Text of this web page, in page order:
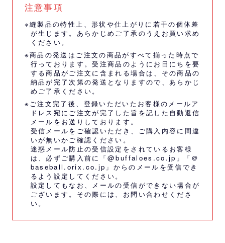
注意事項
※縫製品の特性上、形状や仕上がりに若干の個体差
が生じます。あらかじめご了承のうえお買い求め
ください。
※商品の発送はご注文の商品がすべて揃った時点で
行っております。受注商品のようにお日にちを要
する商品がご注文に含まれる場合は、その商品の
納品が完了次第の発送となりますので、あらかじ
めご了承ください。
※ご注文完了後、登録いただいたお客様のメールア
ドレス宛にご注文が完了した旨を記した自動返信
メールをお送りしております。
受信メールをご確認いただき、ご購入内容に間違
いが無いかご確認ください。
迷惑メール防止の受信設定をされているお客様
は、必ずご購入前に「@buffaloes.co.jp」「＠
baseball.orix.co.jp」からのメールを受信でき
るよう設定してください。
設定してもなお、メールの受信ができない場合が
ございます。その際には、 お問い合わせくださ
い。